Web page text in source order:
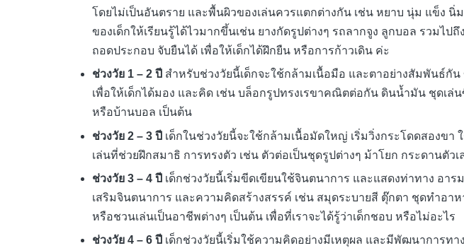
โดยไม่เป็นอันตราย และพื้นผิวของเล่นควรแตกต่างกัน เช่น หยาบ นุ่ม แข็ง
ของเด็กให้เรียนรู้ได้ไวมากขึ้นเช่น ยางกัดรูปต่างๆ รถลากจูง ลูกบอล รวมไป
ถอดประกอบ จับยืนได้ เพื่อให้เด็กได้ฝึกยืน หรือการก้าวเดิน ค่ะ
ช่วงวัย 1 – 2 ปี สำหรับช่วงวัยนี้เด็กจะใช้กล้ามเนื้อมือ และตาอย่างสัมพันธ์กัน
เพื่อให้เด็กได้มอง และคิด เช่น บล็อกรูปทรงเรขาคณิตต่อกัน ดินน้ำมัน ชุดเล่
หรือบ้านบอล เป็นต้น
ช่วงวัย 2 – 3 ปี เด็กในช่วงวัยนี้จะใช้กล้ามเนื้อมัดใหญ่ เริ่มวิ่งกระโดดสองขา
เล่นที่ช่วยฝึกสมาธิ การทรงตัว เช่น ตัวต่อเป็นชุดรูปต่างๆ ม้าโยก กระดานตัว
ช่วงวัย 3 – 4 ปี เด็กช่วงวัยนี้เริ่มขีดเขียนใช้จินตนาการ และแสดงท่าทาง อา
เสริมจินตนาการ และความคิดสร้างสรรค์ เช่น สมุดระบายสี ตุ๊กตา ชุดทำอาห
หรือชวนเล่นเป็นอาชีพต่างๆ เป็นต้น เพื่อที่เราจะได้รู้ว่าเด็กชอบ หรือไม่อะไร
ช่วงวัย 4 – 6 ปี เด็กช่วงวัยนี้เริ่มใช้ความคิดอย่างมีเหตุผล และมีพัฒนาการทา